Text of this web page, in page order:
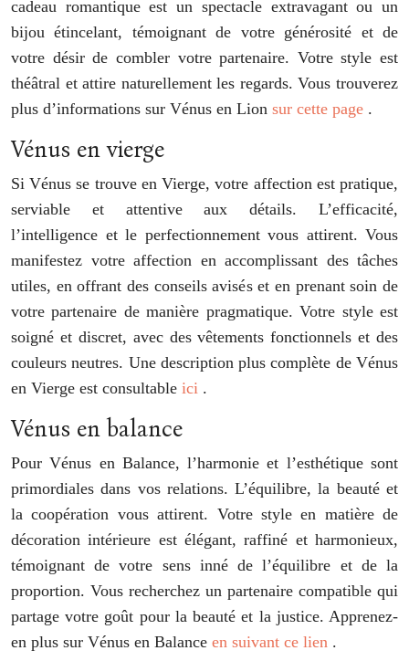
cadeau romantique est un spectacle extravagant ou un
bijou étincelant, témoignant de votre générosité et de
votre désir de combler votre partenaire. Votre style est
théâtral et attire naturellement les regards. Vous trouverez
plus d’informations sur Vénus en Lion sur cette page .
Vénus en vierge
Si Vénus se trouve en Vierge, votre affection est pratique,
serviable et attentive aux détails. L’efficacité,
l’intelligence et le perfectionnement vous attirent. Vous
manifestez votre affection en accomplissant des tâches
utiles, en offrant des conseils avisés et en prenant soin de
votre partenaire de manière pragmatique. Votre style est
soigné et discret, avec des vêtements fonctionnels et des
couleurs neutres. Une description plus complète de Vénus
en Vierge est consultable ici .
Vénus en balance
Pour Vénus en Balance, l’harmonie et l’esthétique sont
primordiales dans vos relations. L’équilibre, la beauté et
la coopération vous attirent. Votre style en matière de
décoration intérieure est élégant, raffiné et harmonieux,
témoignant de votre sens inné de l’équilibre et de la
proportion. Vous recherchez un partenaire compatible qui
partage votre goût pour la beauté et la justice. Apprenez-
en plus sur Vénus en Balance en suivant ce lien .